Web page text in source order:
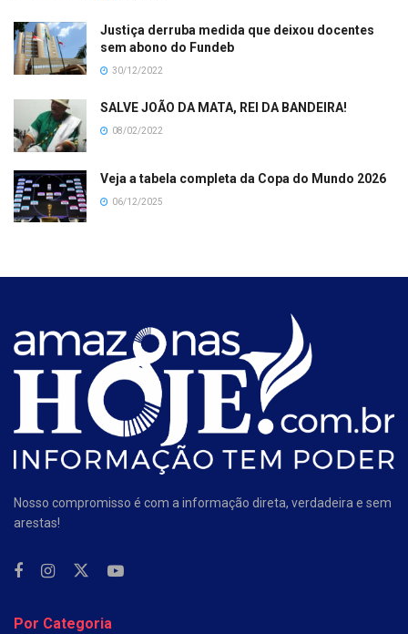
Justiça derruba medida que deixou docentes
sem abono do Fundeb
30/12/2022
SALVE JOÃO DA MATA, REI DA BANDEIRA!
08/02/2022
Veja a tabela completa da Copa do Mundo 2026
06/12/2025
Nosso compromisso é com a informação direta, verdadeira e sem
arestas!
Por Categoria